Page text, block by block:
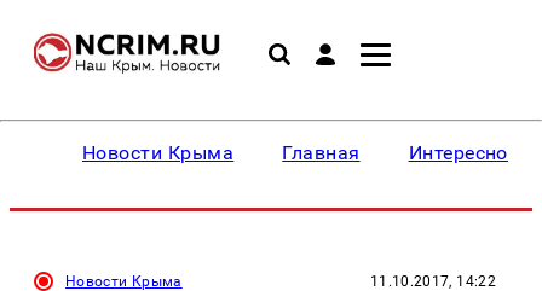
Новости Крыма Главная Интересное
Новости Крыма 11.10.2017, 14:22